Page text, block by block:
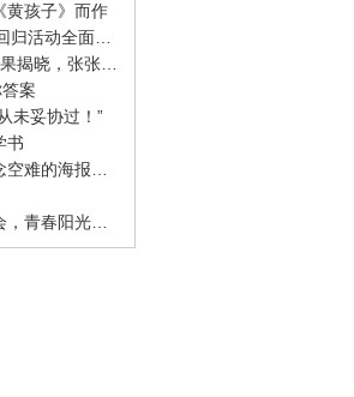
孩子》而作
· Super Junior迎来出道12周年 回归活动全面启动
· 第9届世界手机摄影大赛获奖结果揭晓，张张惊艳你的视觉！
案
未妥协过！”
书
· 周彦辰、骆明劼亮相杭州见面会，青春阳光活力十足